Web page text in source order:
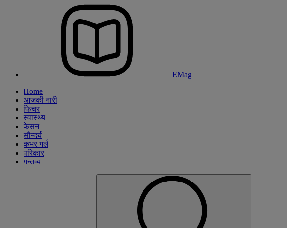
EMag
Home
आजकी नारी
फिचर
स्वास्थ्य
फेसन
सौन्दर्य
कभर गर्ल
परिकार
गन्तव्य